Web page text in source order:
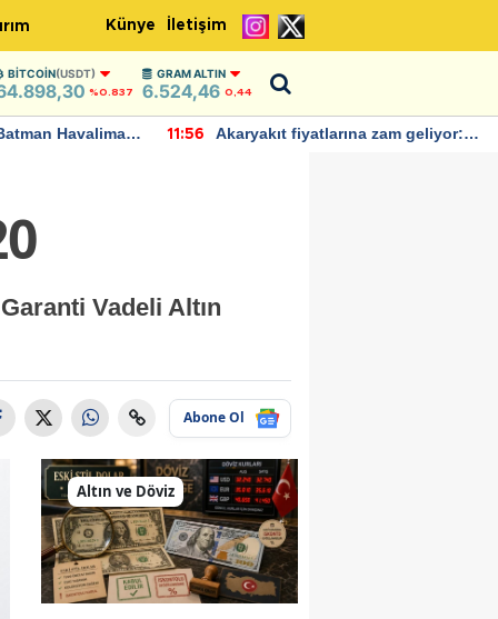
Künye İletişim
BITCOIN(USDT)
%0.837
GRAM ALTIN
6.524,46 0,44
Havalimanı
11:56
Akaryakıt fiyatlarına zam geliyor:
Vadeli Altın
Abone Ol
Altın ve Döviz